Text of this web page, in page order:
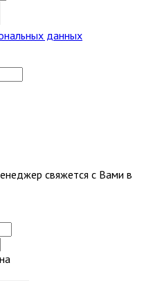
данных
свяжется с Вами в